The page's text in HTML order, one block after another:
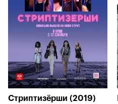
Стриптизёрши (2019)